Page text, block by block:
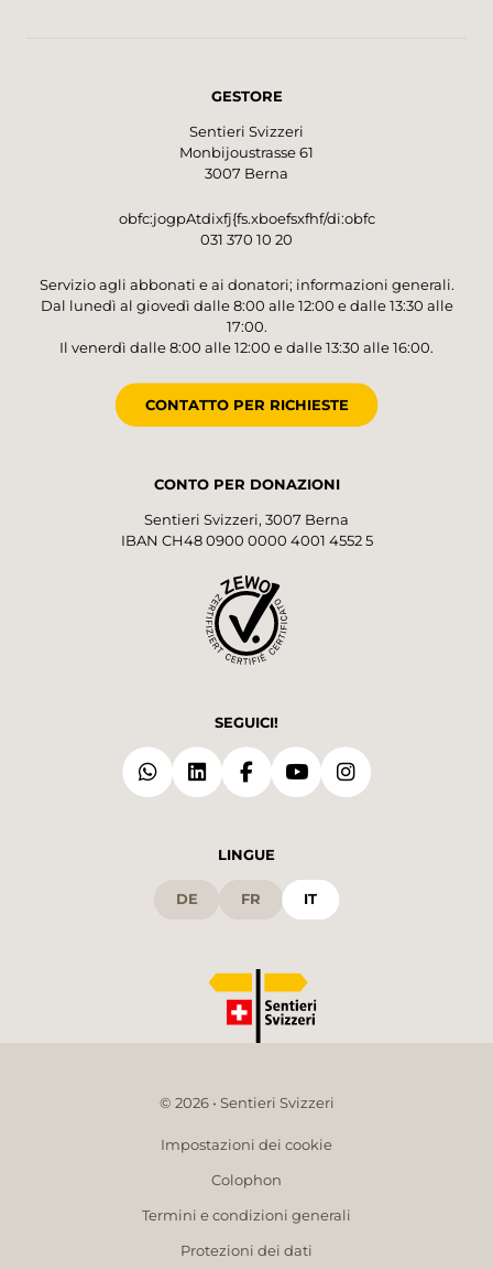
GESTORE
Sentieri Svizzeri
Monbijoustrasse 61
3007 Berna
obfc:jogpAtdixfj{fs.xboefsxfhf/di:obfc
031 370 10 20
Servizio agli abbonati e ai donatori; informazioni generali.
Dal lunedì al giovedì dalle 8:00 alle 12:00 e dalle 13:30 alle
17:00.
Il venerdì dalle 8:00 alle 12:00 e dalle 13:30 alle 16:00.
CONTATTO PER RICHIESTE
CONTO PER DONAZIONI
Sentieri Svizzeri, 3007 Berna
IBAN CH48 0900 0000 4001 4552 5
SEGUICI!
LINGUE
DE FR IT
© 2026 • Sentieri Svizzeri
Impostazioni dei cookie
Colophon
Termini e condizioni generali
Protezioni dei dati